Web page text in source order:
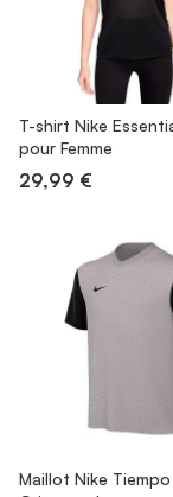
T-shirt Nike
pour Femme
29,99 €
Maillot Nike Tiempo